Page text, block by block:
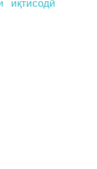
иқтисодӣ